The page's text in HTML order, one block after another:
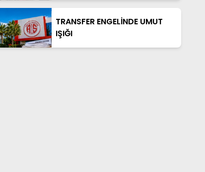
TRANSFER ENGELİNDE UMUT
IŞIĞI